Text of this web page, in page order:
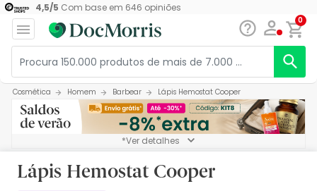
4,5/5 Com base em 646 opiniões
0
Cosmética Homem Barbear Lápis Hemostat Cooper
*Ver detalhes
Lápis Hemostat Cooper